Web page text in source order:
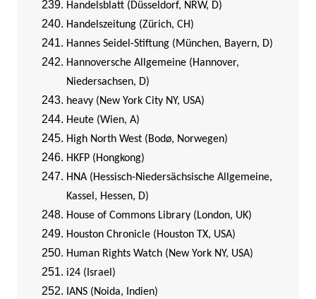
Handelsblatt (Düsseldorf, NRW, D)
Handelszeitung (Zürich, CH)
Hannes Seidel-Stiftung (München, Bayern, D)
Hannoversche Allgemeine (Hannover,
Niedersachsen, D)
heavy (New York City NY, USA)
Heute (Wien, A)
High North West (Bodø, Norwegen)
HKFP (Hongkong)
HNA (Hessisch-Niedersächsische Allgemeine,
Kassel, Hessen, D)
House of Commons Library (London, UK)
Houston Chronicle (Houston TX, USA)
Human Rights Watch (New York NY, USA)
i24 (Israel)
IANS (Noida, Indien)